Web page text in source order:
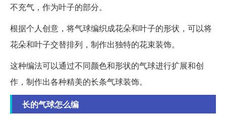
不充气，作为叶子的部分。
根据个人创意，将气球编织成花朵和叶子的形状，可以将
花朵和叶子交替排列，制作出独特的花束装饰。
这种编法可以通过不同颜色和形状的气球进行扩展和创
作，制作出各种精美的长条气球装饰。
长的气球怎么编